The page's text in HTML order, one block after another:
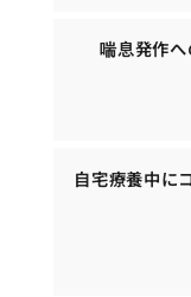
喘息発作
自宅療養中に